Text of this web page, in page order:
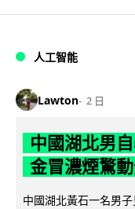
人工智能
Lawton 2 日
中國湖北男
金冒濃煙驚
中國湖北黃石一名男